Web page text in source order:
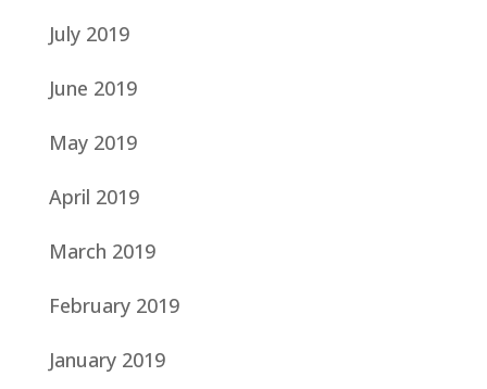
July 2019
June 2019
May 2019
April 2019
March 2019
February 2019
January 2019